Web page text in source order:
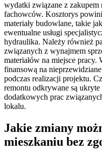
wydatki związane z zakupem
fachowców. Kosztorys
materiały budowlane, takie
ewentualne usługi
hydraulika. Należy również
związanych z wynajmem
materiałów na miejsce
finansową na
podczas realizacji projektu.
remontu odkrywane są
dodatkowych prac
lokalu.
Jakie zmiany
mieszkaniu bez